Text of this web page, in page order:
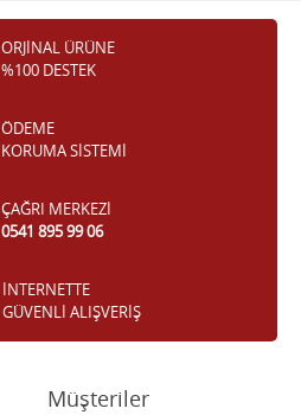
ORJİNAL ÜRÜNE
%100 DESTEK
ÖDEME
KORUMA SİSTEMİ
ÇAĞRI MERKEZİ
0541 895 99 06
İNTERNETTE
GÜVENLİ ALIŞVERİŞ
Müşteriler